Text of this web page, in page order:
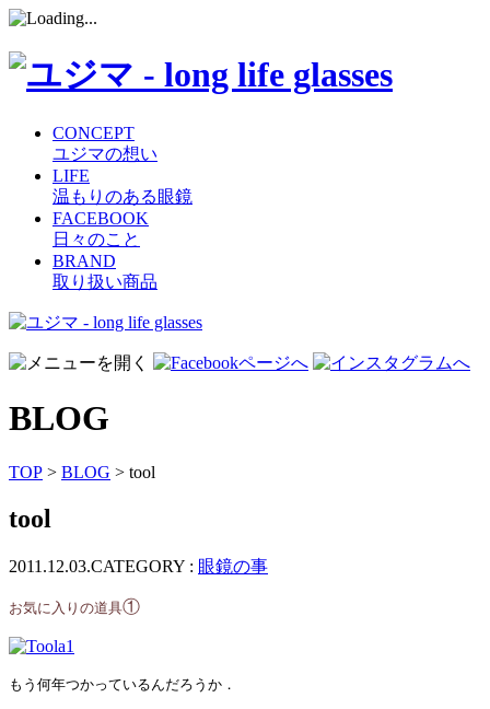
CONCEPT
ユジマの想い
LIFE
温もりのある眼鏡
FACEBOOK
日々のこと
BRAND
取り扱い商品
コ
テ
ツ
へ
キ
プ
BLOG
TOP > BLOG > tool
tool
2011.12.03.CATEGORY : 眼鏡の事
お気に入りの道具①
もう何年つかっているんだろうか．